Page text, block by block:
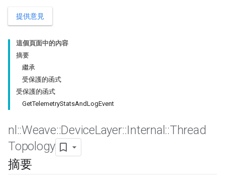
提供意見
這個頁面中的內容
摘要
繼承
受保護的函式
受保護的函式
GetTelemetryStatsAndLogEvent
nl ::Weave::DeviceLayer::Internal ::Thread
Topology
摘要